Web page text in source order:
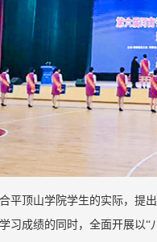
平顶山学院学生的实际，提
习成绩的同时，全面开展以